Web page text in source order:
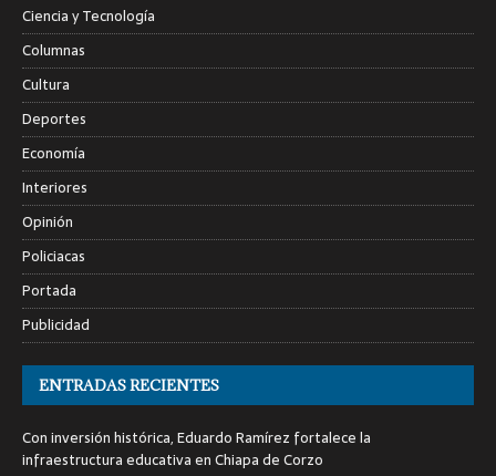
Ciencia y Tecnología
Columnas
Cultura
Deportes
Economía
Interiores
Opinión
Policiacas
Portada
Publicidad
ENTRADAS RECIENTES
Con inversión histórica, Eduardo Ramírez fortalece la
infraestructura educativa en Chiapa de Corzo